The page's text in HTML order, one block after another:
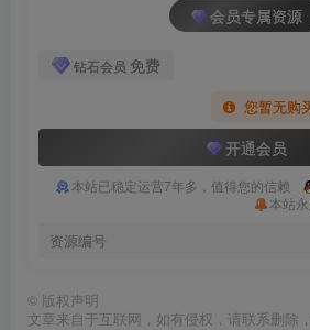
会员专属资源
钻石会员 免费
您暂无购
开通会员
本站已稳定运营7年多，值得您的信赖
本站
资源编号
© 版权声明
文章来自于互联网，如有侵权，请联系删除，